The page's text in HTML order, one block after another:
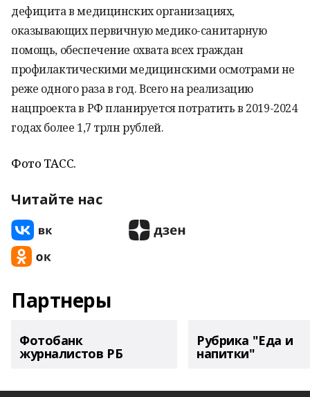
дефицита в медицинских организациях,
оказывающих первичную медико-санитарную
помощь, обеспечение охвата всех граждан
профилактическими медицинскими осмотрами не
реже одного раза в год. Всего на реализацию
нацпроекта в РФ планируется потратить в 2019-2024
годах более 1,7 трлн рублей.
Фото ТАСС.
Читайте нас
Партнеры
Фотобанк
журналистов РБ
Рубрика "Еда и
напитки"